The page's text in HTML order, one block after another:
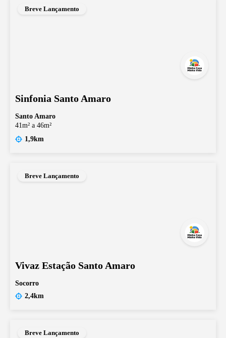
Breve Lançamento
Sinfonia Santo Amaro
Santo Amaro
41m² a 46m²
1,9km
Breve Lançamento
Vivaz Estação Santo Amaro
Socorro
2,4km
Breve Lançamento